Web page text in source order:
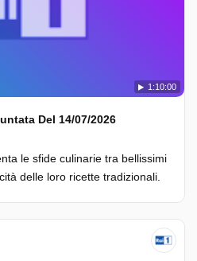
1:10:00
Del 14/07/2026
le sfide culinarie tra bellissimi
delle loro ricette tradizionali.